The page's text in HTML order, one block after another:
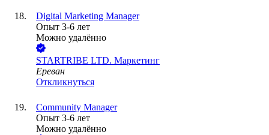
Digital Marketing Manager
Опыт 3-6 лет
Можно удалённо
STARTRIBE LTD. Маркетинг
Ереван
Откликнуться
Community Manager
Опыт 3-6 лет
Можно удалённо